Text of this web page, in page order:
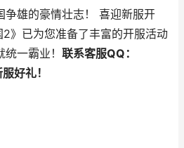
争雄的豪情壮志！ 喜迎新服开
》已为您准备了丰富的开服活动
一霸业！ 联系客服QQ：
好礼！